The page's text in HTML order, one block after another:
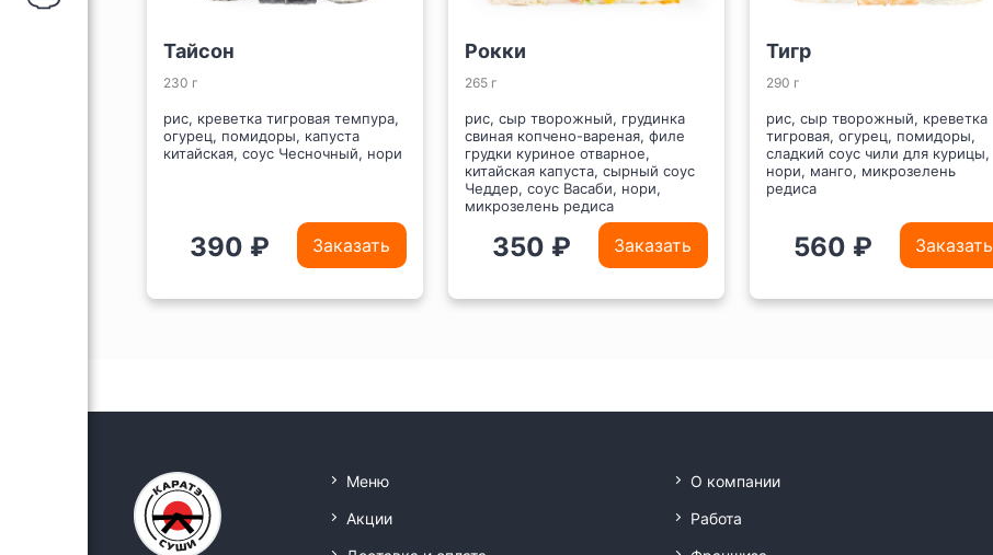
Тайсон
230 г
рис, креветка тигровая темпура,
огурец, помидоры, капуста
китайская, соус Чесночный, нори
390 ₽ Заказать
Рокки
265 г
рис, сыр творожный, грудинка
свиная копчено-вареная, филе
грудки куриное отварное,
китайская капуста, сырный соус
Чеддер, соус Васаби, нори,
микрозелень редиса
350 ₽ Заказать
Тигр
290 г
рис, сыр творожный, креветка
тигровая, огурец, помидоры,
сладкий соус чили для курицы,
нори, манго, микрозелень
редиса
560 ₽ Заказать
Меню
Акции
О компании
Работа